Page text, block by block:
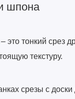
шпона
это тонкий срез
текстуру.
срезы с